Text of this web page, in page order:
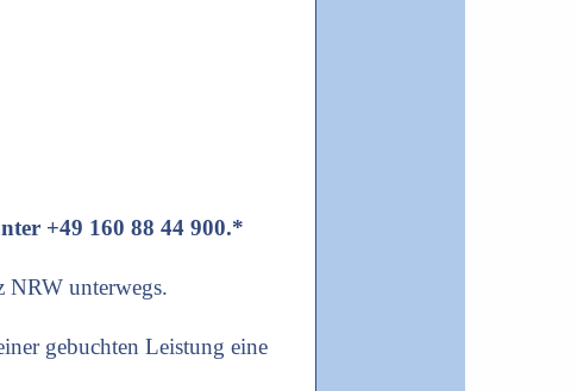
+49 160 88 44 900.*
unterwegs.
gebuchten Leistung eine